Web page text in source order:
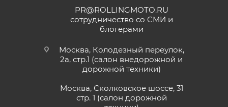
PR@ROLLINGMOTO.RU
сотрудничество со СМИ и
блогерами
Москва, Колодезный переулок,
2а, стр.1 (салон внедорожной и
дорожной техники)
Москва, Сколковское шоссе, 31
стр. 1 (салон дорожной